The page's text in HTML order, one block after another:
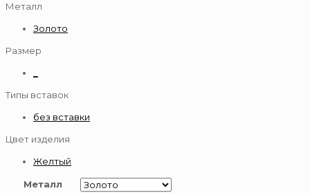
Металл
Золото
Размер
Типы вставок
без вставки
Цвет изделия
Желтый
Металл